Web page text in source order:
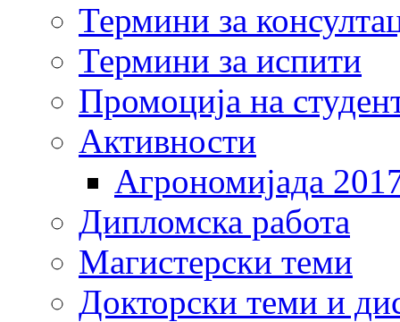
Термини за
Термини за испити
Промоција на
Активности
Агрономијада
Дипломска работа
Магистерски теми
Докторски теми и